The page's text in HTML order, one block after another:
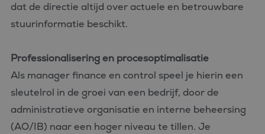
dat de directie altijd over actuele en betrouwbare
stuurinformatie beschikt.
Professionalisering en procesoptimalisatie
Als manager finance en control speel je hierin een
sleutelrol in de groei van een bedrijf, door de
administratieve organisatie en interne beheersing
(AO/IB) naar een hoger niveau te tillen. Je